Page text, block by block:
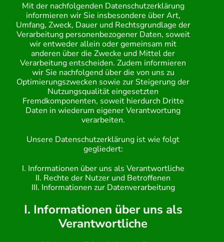
Mit der nachfolgenden Datenschutzerklärung
informieren wir Sie insbesondere über Art,
Umfang, Zweck, Dauer und Rechtsgrundlage der
Verarbeitung personenbezogener Daten, soweit
wir entweder allein oder gemeinsam mit
anderen über die Zwecke und Mittel der
Verarbeitung entscheiden. Zudem informieren
wir Sie nachfolgend über die von uns zu
Optimierungszwecken sowie zur Steigerung der
Nutzungsqualität eingesetzten
Fremdkomponenten, soweit hierdurch Dritte
Daten in wiederum eigener Verantwortung
verarbeiten.
Unsere Datenschutzerklärung ist wie folgt
gegliedert:
I. Informationen über uns als Verantwortliche
II. Rechte der Nutzer und Betroffenen
III. Informationen zur Datenverarbeitung
I. Informationen über uns als
Verantwortliche